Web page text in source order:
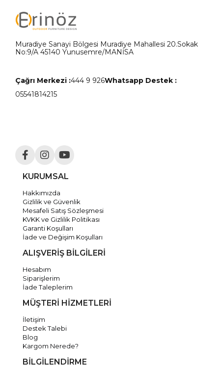
Muradiye Sanayi Bölgesi Muradiye Mahallesi 20.Sokak
No:9/A 45140 Yunusemre/MANİSA
Çağrı Merkezi :444 9 926Whatsapp Destek :
05541814215
KURUMSAL
Hakkımızda
Gizlilik ve Güvenlik
Mesafeli Satış Sözleşmesi
KVKK ve Gizlilik Politikası
Garanti Koşulları
İade ve Değişim Koşulları
ALIŞVERİŞ BİLGİLERİ
Hesabım
Siparişlerim
İade Taleplerim
MÜŞTERİ HİZMETLERİ
İletişim
Destek Talebi
Blog
Kargom Nerede?
BİLGİLENDİRME